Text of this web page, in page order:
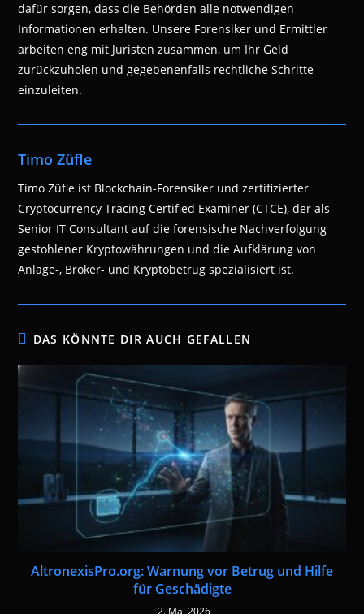
dafür sorgen, dass die Behörden alle notwendigen
Informationen erhalten. Unsere Forensiker und Ermittler
arbeiten eng mit Juristen zusammen, um Ihr Geld
zurückzuholen und gegebenenfalls rechtliche Schritte
einzuleiten.
Timo Züfle
Timo Züfle ist Blockchain-Forensiker und zertifizierter
Cryptocurrency Tracing Certified Examiner (CTCE), der als
Senior IT Consultant auf die forensische Nachverfolgung
gestohlener Kryptowährungen und die Aufklärung von
Anlage-, Broker- und Kryptobetrug spezialisiert ist.
DAS KÖNNTE DIR AUCH GEFALLEN
AltronexisPro.org: Warnung vor Betrug und Hilfe
für Geschädigte